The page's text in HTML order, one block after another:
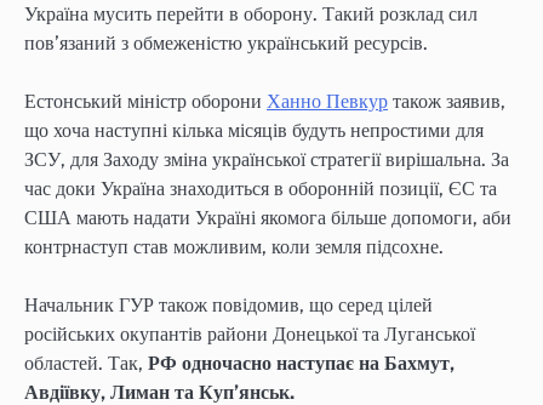
Україна мусить перейти в оборону. Такий розклад сил
пов’язаний з обмеженістю український ресурсів.
Естонський міністр оборони Ханно Певкур також заявив,
що хоча наступні кілька місяців будуть непростими для
ЗСУ, для Заходу зміна української стратегії вирішальна. За
час доки Україна знаходиться в оборонній позиції, ЄС та
США мають надати Україні якомога більше допомоги, аби
контрнаступ став можливим, коли земля підсохне.
Начальник ГУР також повідомив, що серед цілей
російських окупантів райони Донецької та Луганської
областей. Так, РФ одночасно наступає на Бахмут,
Авдіївку, Лиман та Куп’янськ.